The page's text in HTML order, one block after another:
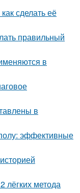
сделать её
правильный
в
в
эффективные
лёгких метода